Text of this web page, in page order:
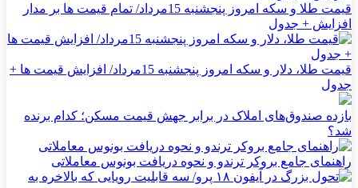
قیمت طلا و سکه امروز پنجشنبه 15مرداد/ تمام قیمت ها بر مدار
افزایش + جدول
قیمت طلا، دلار و سکه امروز پنجشنبه 15مرداد/ افزایش قیمت ها +
جدول
بازده صندوق‌های املاک در برابر جهش قیمت مسکن؛ کدام برنده
شد؟
راهنمای جامع بروکر ترندو و نحوه دریافت بونوس معاملاتی